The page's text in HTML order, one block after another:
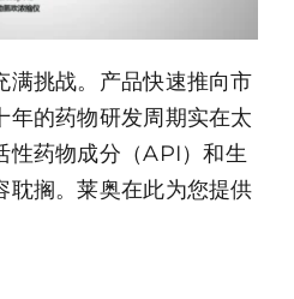
满挑战。产品快速推向市
的药物研发周期实在太
性药物成分（API）和生
耽搁。莱奥在此为您提供